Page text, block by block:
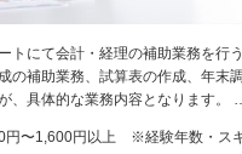
トにて会計・経理の補助業務を行
の補助業務、試算表の作成、年末
、具体的な業務内容となります。
円〜1,600円以上 ※経験年数・ス